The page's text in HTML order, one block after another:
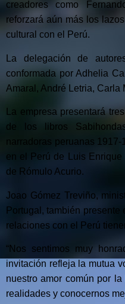
creadores como
reforzará aún más los
cultural con el Perú.
La delegación de
conformada por Adhelia
Amaral, André Letria, Carla
La empresa presentará
de los libros
narradoras peruanas
en el Perú de Luis
de Rómulo Acurio.
Joao Gómez Treviño,
Portugal, también
relaciones con el Perú
“Nos sentimos muy
invitación refleja la mutua
nuestro amor común por
realidades y conocernos